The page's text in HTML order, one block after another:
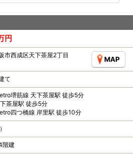
円
市西成区天下茶屋2丁目
MAP
て
堺筋線 天下茶屋駅 徒歩5分
茶屋駅 徒歩5分
四つ橋線 岸里駅 徒歩10分
階建